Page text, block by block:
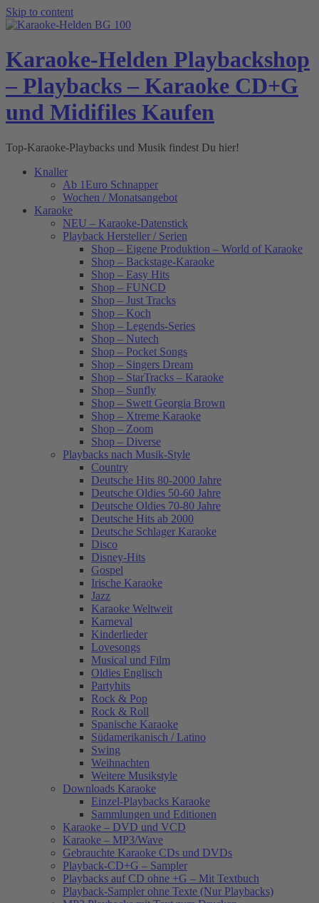
Skip to content
Karaoke-Helden Playbackshop
– Playbacks – Karaoke CD+G
und Midifiles Kaufen
Top-Karaoke-Playbacks und Musik findest Du hier!
Knaller
Ab 1Euro Schnapper
Wochen / Monatsangebot
Karaoke
NEU – Karaoke-Datenstick
Playback Hersteller / Serien
Shop – Eigene Produktion – World of Karaoke
Shop – Backstage-Karaoke
Shop – Easy Hits
Shop – FUNCD
Shop – Just Tracks
Shop – Koch
Shop – Legends-Series
Shop – Nutech
Shop – Pocket Songs
Shop – Singers Dream
Shop – StarTracks – Karaoke
Shop – Sunfly
Shop – Swett Georgia Brown
Shop – Xtreme Karaoke
Shop – Zoom
Shop – Diverse
Playbacks nach Musik-Style
Country
Deutsche Hits 80-2000 Jahre
Deutsche Oldies 50-60 Jahre
Deutsche Oldies 70-80 Jahre
Deutsche Hits ab 2000
Deutsche Schlager Karaoke
Disco
Disney-Hits
Gospel
Irische Karaoke
Jazz
Karaoke Weltweit
Karneval
Kinderlieder
Lovesongs
Musical und Film
Oldies Englisch
Partyhits
Rock & Pop
Rock & Roll
Spanische Karaoke
Südamerikanisch / Latino
Swing
Weihnachten
Weitere Musikstyle
Downloads Karaoke
Einzel-Playbacks Karaoke
Sammlungen und Editionen
Karaoke – DVD und VCD
Karaoke – MP3/Wave
Gebrauchte Karaoke CDs und DVDs
Playback-CD+G – Sampler
Playbacks auf CD ohne +G – Mit Textbuch
Playback-Sampler ohne Texte (Nur Playbacks)